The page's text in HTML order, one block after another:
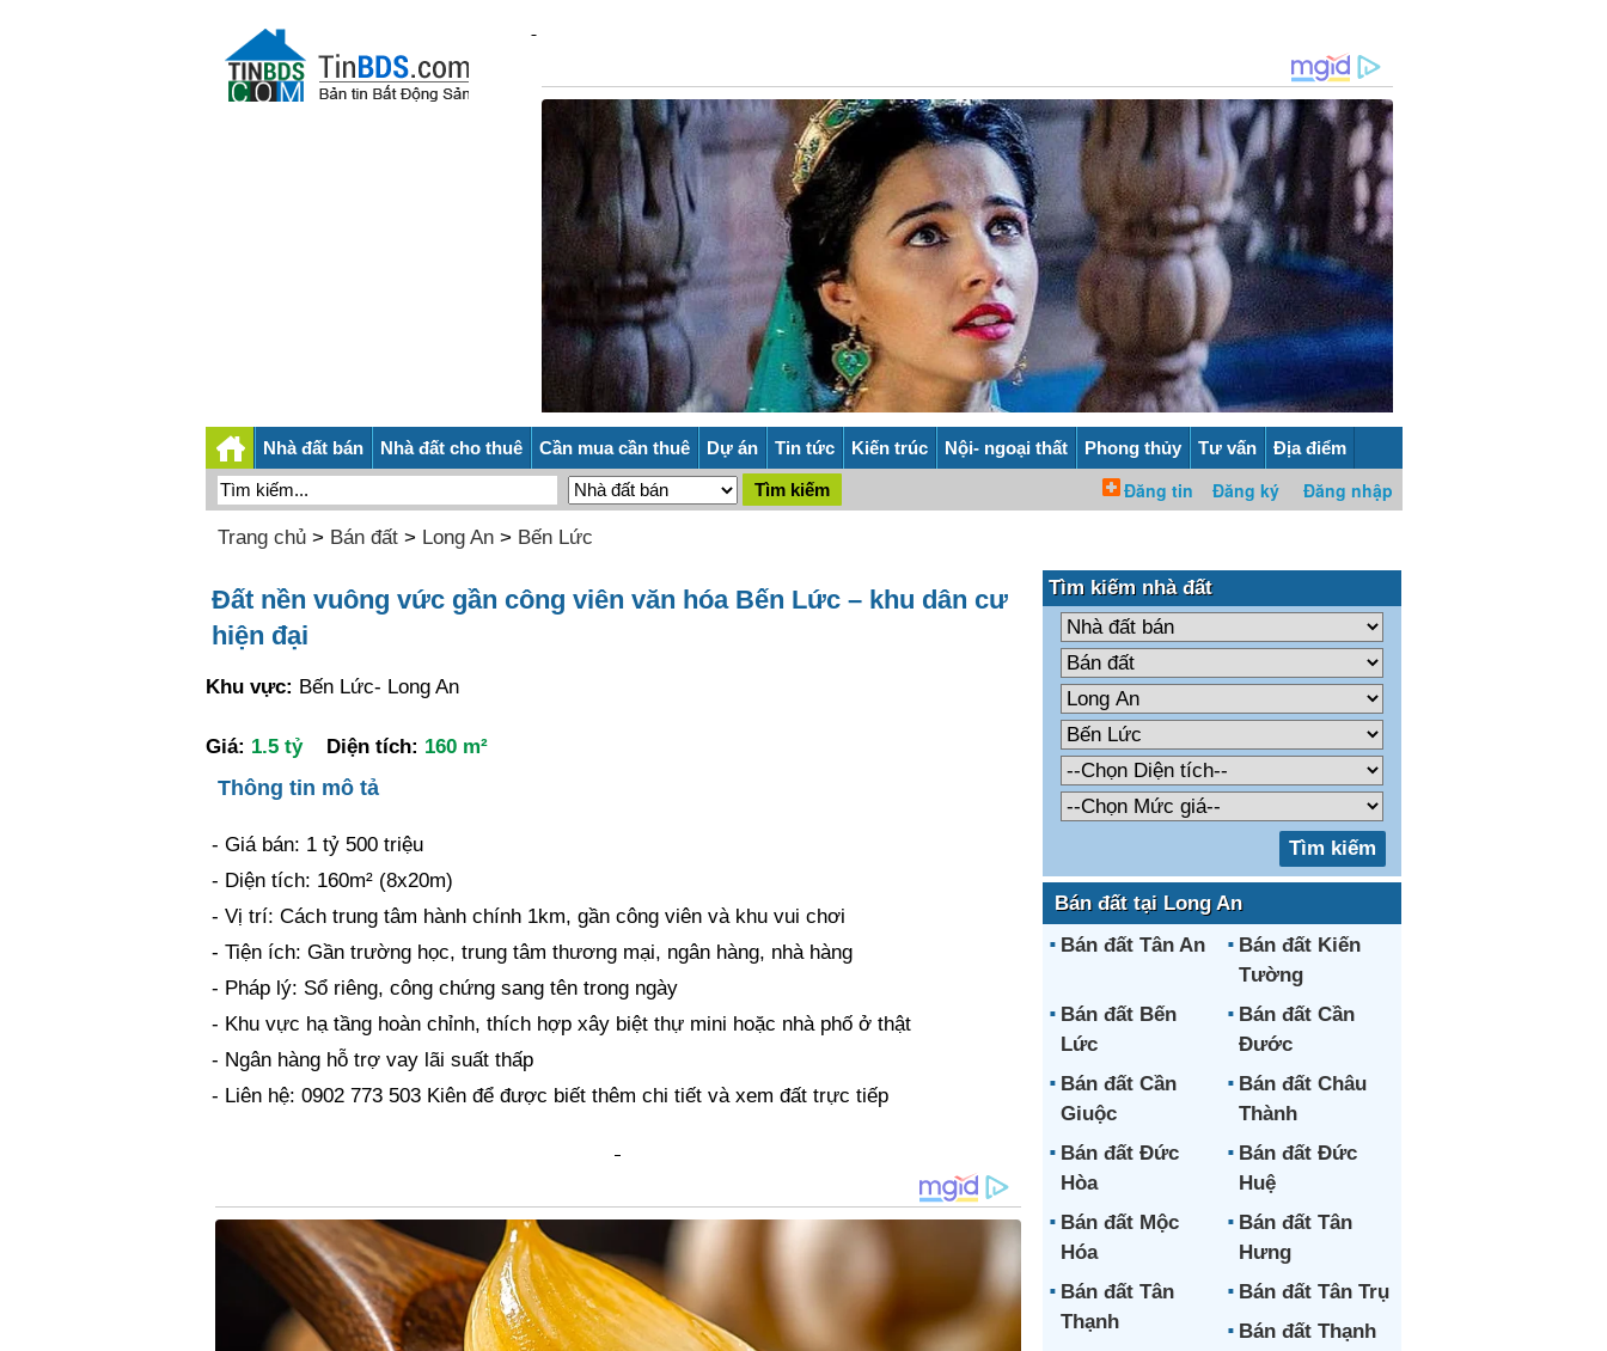
Nhà đất bán Nhà đất cho thuê Cần mua cần thuê Dự án Tin tức Kiến trúc Nội- ngoại thất Phong thủy Tư vấn Địa điểm
Trang chủ> Bán đất> Long An> Bến Lức
Đất nền vuông vức gần công viên văn hóa Bến Lức – khu dân cư
hiện đại
Khu vực: Bến Lức- Long An
Giá: 1.5 tỷ Diện tích: 160 m²
Thông tin mô tả
- Giá bán: 1 tỷ 500 triệu
- Diện tích: 160m² (8x20m)
- Vị trí: Cách trung tâm hành chính 1km, gần công viên và khu vui chơi
- Tiện ích: Gần trường học, trung tâm thương mại, ngân hàng, nhà hàng
- Pháp lý: Sổ riêng, công chứng sang tên trong ngày
- Khu vực hạ tầng hoàn chỉnh, thích hợp xây biệt thự mini hoặc nhà phố ở thật
- Ngân hàng hỗ trợ vay lãi suất thấp
- Liên hệ: 0902 773 503 Kiên để được biết thêm chi tiết và xem đất trực tiếp
Tìm kiếm nhà đất
Bán đất tại Long An
Bán đất Tân An
Bán đất Kiến
Tường
Bán đất Bến
Lức
Bán đất Cần
Đước
Bán đất Cần
Giuộc
Bán đất Châu
Thành
Bán đất Đức
Hòa
Bán đất Đức
Huệ
Bán đất Mộc
Hóa
Bán đất Tân
Hưng
Bán đất Tân
Thạnh
Bán đất Tân Trụ
Bán đất Thạnh